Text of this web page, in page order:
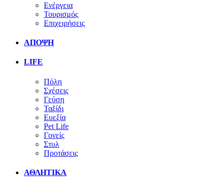
Ενέργεια
Τουρισμός
Επιχειρήσεις
ΑΠΟΨΗ
LIFE
Πόλη
Σχέσεις
Γεύση
Ταξίδι
Ευεξία
Pet Life
Γονείς
Στυλ
Προτάσεις
ΑΘΛΗΤΙΚΑ